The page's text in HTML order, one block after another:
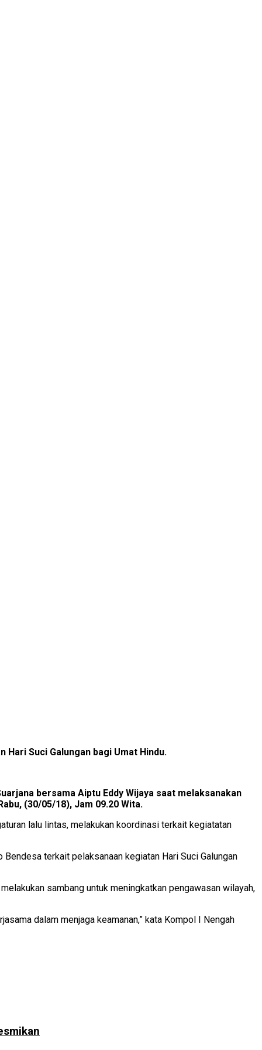
Suci Galungan bagi Umat Hindu.
bersama Aiptu Eddy Wijaya saat melaksanakan
(30/05/18), Jam 09.20 Wita.
lalu lintas, melakukan koordinasi terkait kegiatatan
terkait pelaksanaan kegiatan Hari Suci Galungan
sambang untuk meningkatkan pengawasan wilayah,
dalam menjaga keamanan,” kata Kompol I Nengah